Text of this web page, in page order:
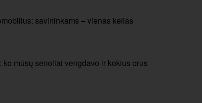
savininkams – vienas kelias
mūsų senoliai vengdavo ir kokius orus